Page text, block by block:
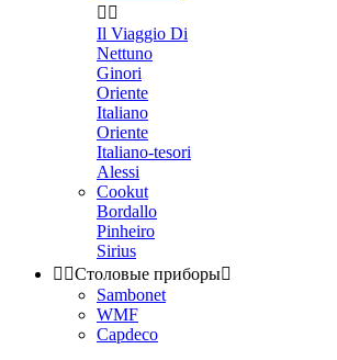
 
Il Viaggio Di
Nettuno
Ginori
Oriente
Italiano
Oriente
Italiano-tesori
Alessi
Cookut
Bordallo
Pinheiro
Sirius
 Столовые приборы
Sambonet
WMF
Capdeco